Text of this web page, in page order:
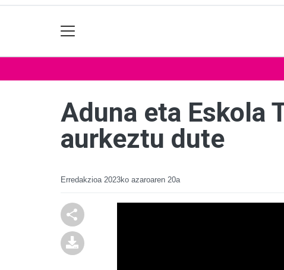
Aduna eta Eskola
aurkeztu dute
Erredakzioa 2023ko azaroaren 20a